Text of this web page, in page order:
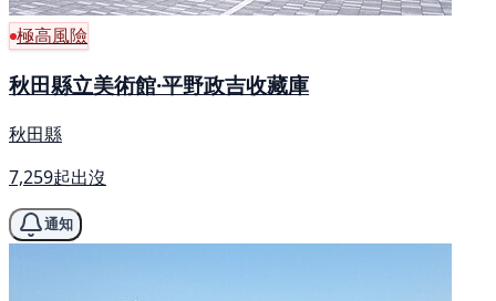
極高風險
秋田縣立美術館·平野政吉收藏庫
秋田縣
7,259起出沒
通知